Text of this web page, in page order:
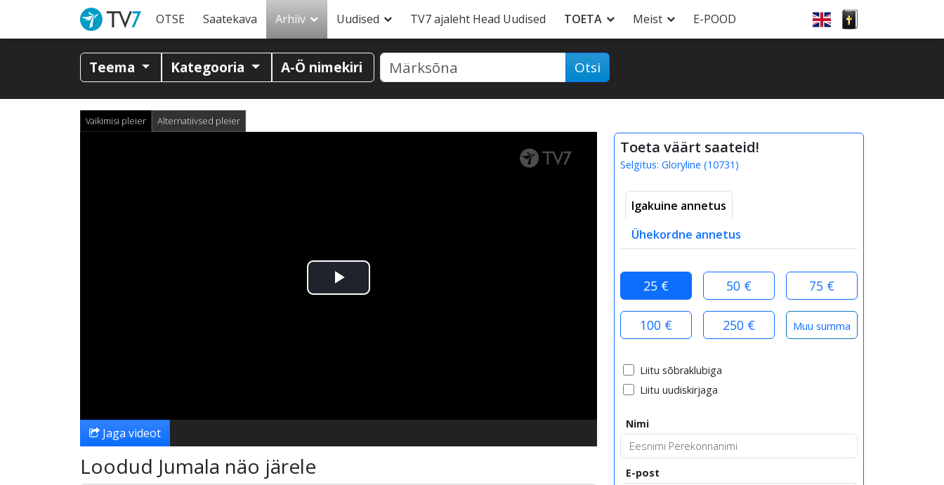
OTSE Saatekava Arhiiv Uudised TV7 ajaleht Head Uudised TOETA Meist E-POOD
Teema Kategooria A-Ö nimekiri Otsi
Vaikimisi pleier Alternatiivsed pleier
Esita
Jaga videot
Loodud Jumala näo järele
Toeta väärt saateid!
Selgitus: Gloryline (10731 )
Igakuine annetus
Ühekordne annetus
25 € 50 € 75 €
100 € 250 €
Liitu sõbraklubiga
Liitu uudiskirjaga
Nimi
E-post